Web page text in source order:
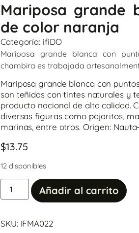
Categoría: ifiDO
Mariposa grande
de color naranja
Mariposa grande blanca con
chambira es trabajada
Mariposa grande blanca con
son teñidas con tintes naturales y
producto nacional de alta calidad.
diversas figuras como pajaritos,
marinas, entre otros. Origen:
$13.75
12 disponibles
Añadir al carrito
SKU: IFMA022